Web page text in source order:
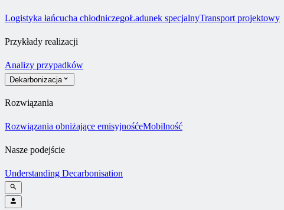
Logistyka łańcucha chłodniczegoŁadunek specjalnyTransport projektowy
Przykłady realizacji
Analizy przypadków
Dekarbonizacja
Rozwiązania
Rozwiązania obniżające emisyjnośćeMobilność
Nasze podejście
Understanding Decarbonisation